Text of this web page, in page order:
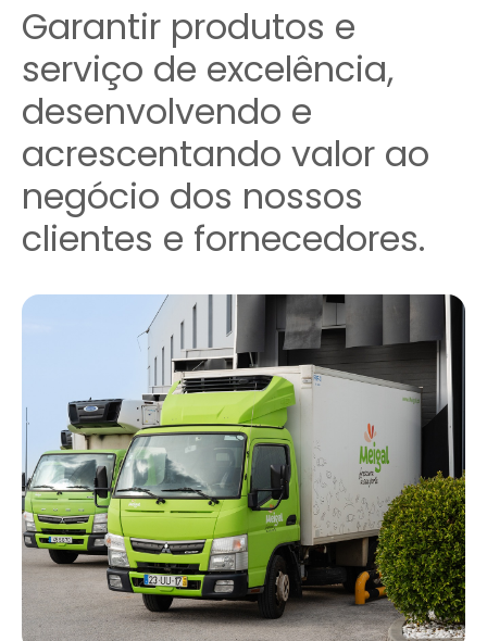
Garantir produtos e
serviço de excelência,
desenvolvendo e
acrescentando valor ao
negócio dos nossos
clientes e fornecedores.